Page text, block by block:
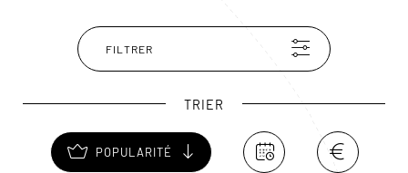
pratiquer le snorkeling.
FILTRER
TRIER
POPULARITÉ